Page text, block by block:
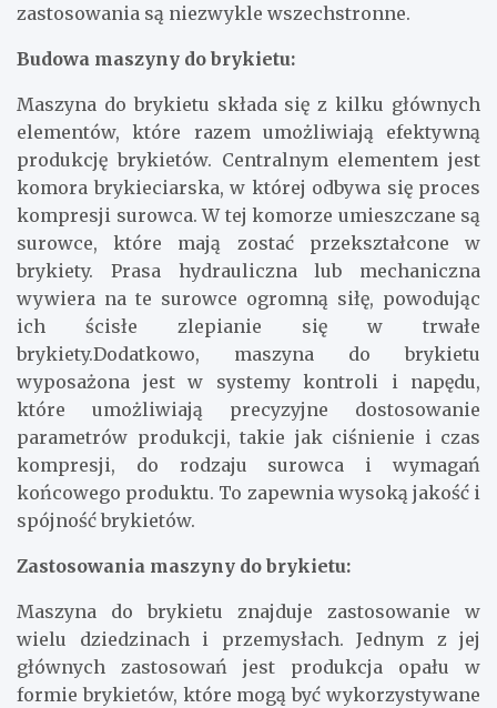
zastosowania są niezwykle wszechstronne.
Budowa maszyny do brykietu:
Maszyna do brykietu składa się z kilku głównych
elementów, które razem umożliwiają efektywną
produkcję brykietów. Centralnym elementem jest
komora brykieciarska, w której odbywa się proces
kompresji surowca. W tej komorze umieszczane są
surowce, które mają zostać przekształcone w
brykiety. Prasa hydrauliczna lub mechaniczna
wywiera na te surowce ogromną siłę, powodując
ich ścisłe zlepianie się w trwałe
brykiety.Dodatkowo, maszyna do brykietu
wyposażona jest w systemy kontroli i napędu,
które umożliwiają precyzyjne dostosowanie
parametrów produkcji, takie jak ciśnienie i czas
kompresji, do rodzaju surowca i wymagań
końcowego produktu. To zapewnia wysoką jakość i
spójność brykietów.
Zastosowania maszyny do brykietu:
Maszyna do brykietu znajduje zastosowanie w
wielu dziedzinach i przemysłach. Jednym z jej
głównych zastosowań jest produkcja opału w
formie brykietów, które mogą być wykorzystywane